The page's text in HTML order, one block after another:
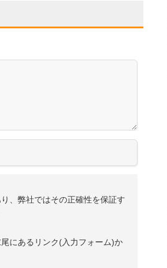
、弊社ではその正確性を保証す
にあるリンク(入力フォーム)か